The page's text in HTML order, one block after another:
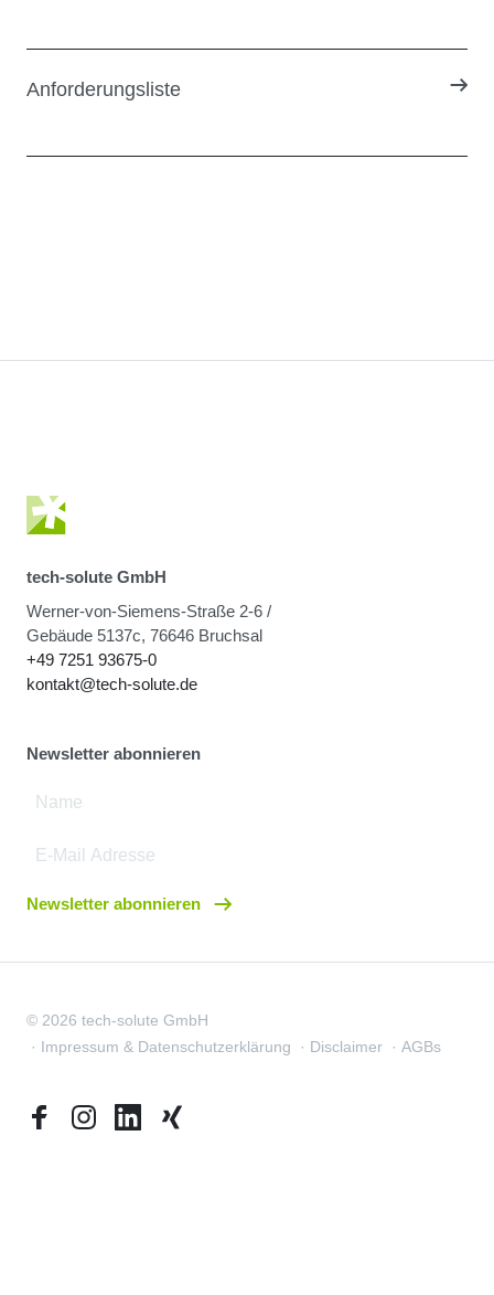
Anforderungsliste
tech-solute GmbH
Werner-von-Siemens-Straße 2-6 /
Gebäude 5137c, 76646 Bruchsal
+49 7251 93675-0
kontakt@tech-solute.de
Newsletter abonnieren
Newsletter abonnieren
© 2026 tech-solute GmbH
Impressum & Datenschutzerklärung
Disclaimer AGBs